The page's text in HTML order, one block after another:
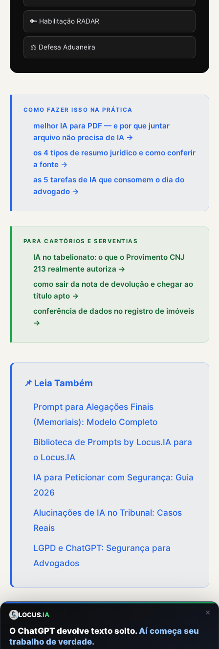
🔑 Habilitação RADAR
⚖️ Defesa Aduaneira
COMO FAZER ISSO NA PRÁTICA
melhor IA para PDF — e por que juntar
arquivo não precisa de IA →
os 4 tipos de resumo jurídico e como conferir
a fonte →
as 5 tarefas de IA que consomem o dia do
advogado →
PARA CARTÓRIOS E SERVENTIAS
IA no tabelionato: o que o Provimento CNJ
213 realmente autoriza →
como sair da nota de devolução e chegar ao
título apto →
conferência de dados no registro de imóveis
→
📌 Leia Também
Prompt para Alegações Finais
(Memoriais): Modelo Completo
Biblioteca de Prompts by Locus.IA para
o Locus.IA
IA para Peticionar com Segurança: Guia
2026
Alucinações de IA no Tribunal: Casos
Reais
LGPD e ChatGPT: Segurança para
Advogados
LOCUS.IA
×
LOCUS.IA
O ChatGPT devolve texto solto. Aí começa seu
trabalho de verdade.